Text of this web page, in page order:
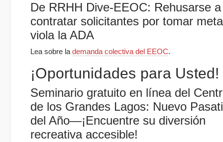
De RRHH Dive-EEOC: Rehusarse a
contratar solicitantes por tomar
viola la ADA
Lea sobre la demanda colectiva del EEOC.
¡Oportunidades para Usted!
Seminario gratuito en línea del
de los Grandes Lagos: Nuevo
del Año—¡Encuentre su diversión
recreativa accesible!